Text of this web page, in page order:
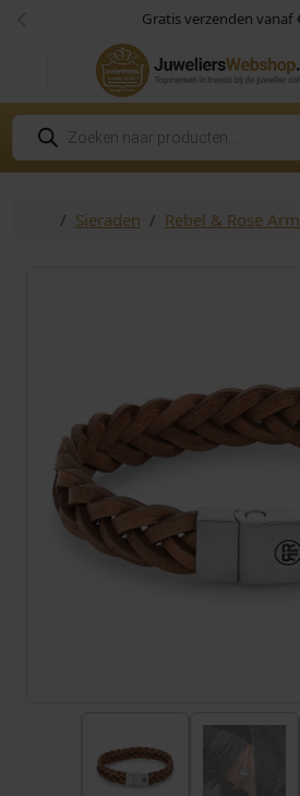
Skip to content
Skip to footer Gratis verzenden vanaf
Vorige
P
o
d
HomeSieraden Rebel & Rose